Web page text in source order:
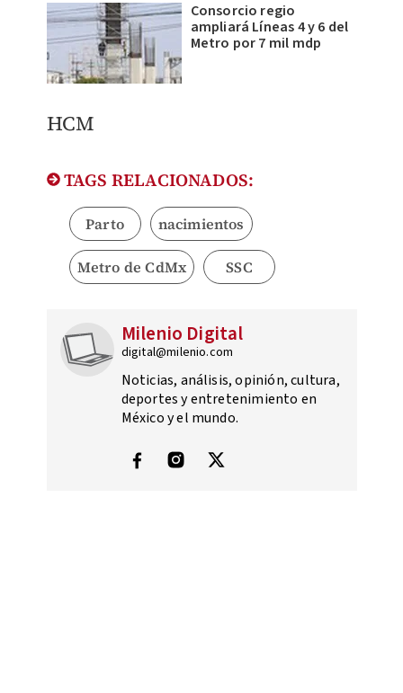
Consorcio regio
ampliará Líneas 4 y 6 del
Metro por 7 mil mdp
HCM
TAGS RELACIONADOS:
Parto nacimientos
Metro de CdMx SSC
Milenio Digital
digital@milenio.com
Noticias, análisis, opinión, cultura,
deportes y entretenimiento en
México y el mundo.